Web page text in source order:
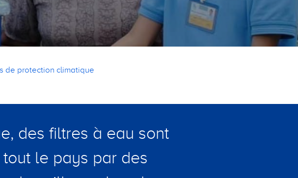
de protection climatique
des filtres à eau sont
le pays par des